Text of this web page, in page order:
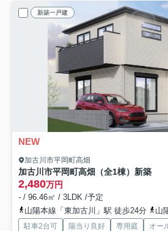
新築一戸建
NEW
加古川市平岡町高畑
加古川市平岡町高畑（全1棟）新築
2,480万円
- / 96.46㎡ / 3LDK /予定
山陽本線「東加古川」駅 徒歩24分
山陽
駐車2台可 陽当り良好 専用庭 オー